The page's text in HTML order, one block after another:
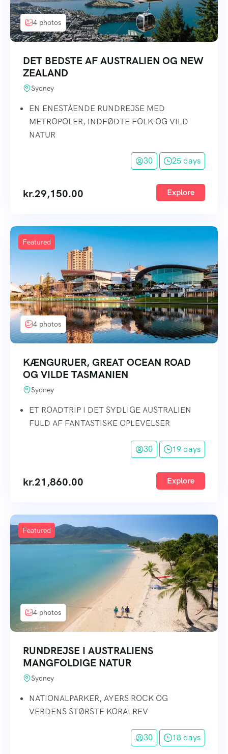
4 photos
DET BEDSTE AF AUSTRALIEN OG NEW
ZEALAND
Sydney
EN ENESTÅENDE RUNDREJSE MED
METROPOLER, INDFØDTE FOLK OG VILD
NATUR
30 25 days
kr.29,150.00 Explore
Featured
4 photos
KÆNGURUER, GREAT OCEAN ROAD
OG VILDE TASMANIEN
Sydney
ET ROADTRIP I DET SYDLIGE AUSTRALIEN
FULD AF FANTASTISKE OPLEVELSER
30 19 days
kr.21,860.00 Explore
Featured
4 photos
RUNDREJSE I AUSTRALIENS
MANGFOLDIGE NATUR
Sydney
NATIONALPARKER, AYERS ROCK OG
VERDENS STØRSTE KORALREV
30 18 days